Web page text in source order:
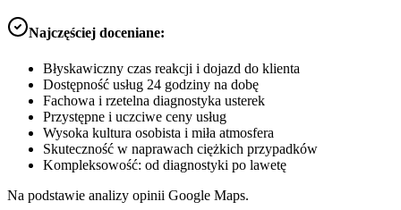
Najczęściej doceniane:
Błyskawiczny czas reakcji i dojazd do klienta
Dostępność usług 24 godziny na dobę
Fachowa i rzetelna diagnostyka usterek
Przystępne i uczciwe ceny usług
Wysoka kultura osobista i miła atmosfera
Skuteczność w naprawach ciężkich przypadków
Kompleksowość: od diagnostyki po lawetę
Na podstawie analizy opinii Google Maps.